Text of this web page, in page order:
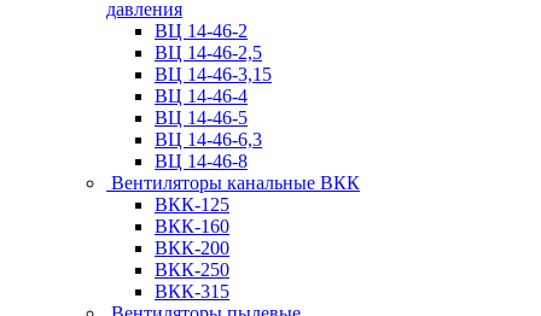
давления
ВЦ 14-46-2
ВЦ 14-46-2,5
ВЦ 14-46-3,15
ВЦ 14-46-4
ВЦ 14-46-5
ВЦ 14-46-6,3
ВЦ 14-46-8
Вентиляторы канальные ВКК
ВКК-125
ВКК-160
ВКК-200
ВКК-250
ВКК-315